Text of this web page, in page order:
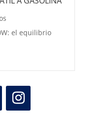
el equilibrio